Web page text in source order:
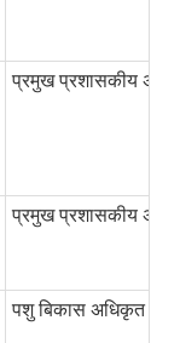
प्रमुख प्रशासकीय
प्रमुख प्रशासकीय
पशु बिकास अधिकृत